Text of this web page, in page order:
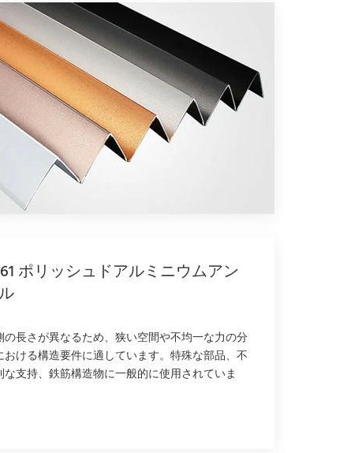
ポリッシュドアルミニウムアン
の長さが異なるため、狭い空間や不均一な力の分
おける構造要件に適しています。特殊な部品、不
な支持、鉄筋構造物に一般的に使用されていま